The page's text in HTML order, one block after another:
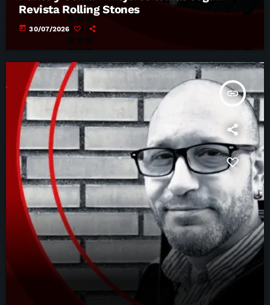
Revista Rolling Stones
today 30/07/2026
insert_link